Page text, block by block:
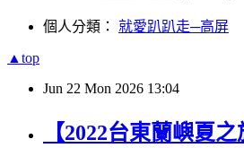
個人分類： 就愛趴趴走─高屏
▲top
Jun 22 Mon 2026 13:04
【2022台東蘭嶼夏